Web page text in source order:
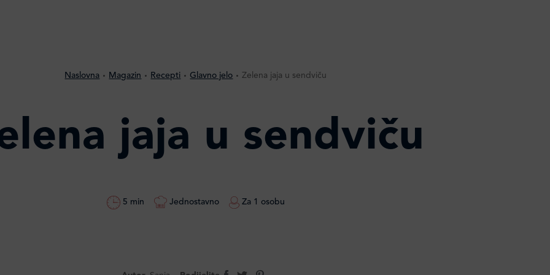
Naslovna Magazin Recepti Glavno jelo Zelena jaja u sendviču
jaja u sendviču
5 min Jednostavno Za 1 osobu